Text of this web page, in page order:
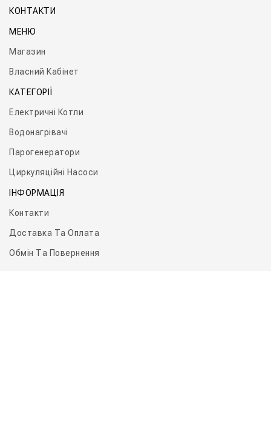
КОНТАКТИ
МЕНЮ
Магазин
Власний Кабінет
КАТЕГОРІЇ
Електричні Котли
Водонагрівачі
Парогенератори
Циркуляційні Насоси
ІНФОРМАЦІЯ
Контакти
Доставка Та Оплата
Обмін Та Повернення